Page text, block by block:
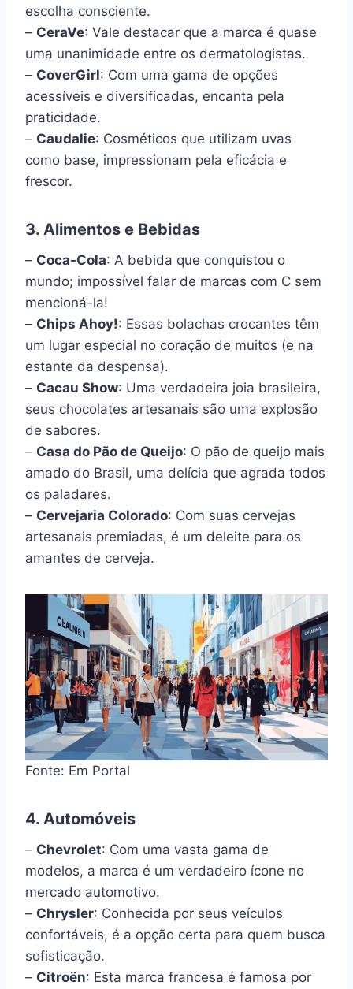
escolha consciente.
– CeraVe: Vale destacar que a marca é quase
uma unanimidade entre os dermatologistas.
– CoverGirl: Com uma gama de opções
acessíveis e diversificadas, encanta pela
praticidade.
– Caudalie: Cosméticos que utilizam uvas
como base, impressionam pela eficácia e
frescor.
3. Alimentos e Bebidas
– Coca-Cola: A bebida que conquistou o
mundo; impossível falar de marcas com C sem
mencioná-la!
– Chips Ahoy!: Essas bolachas crocantes têm
um lugar especial no coração de muitos (e na
estante da despensa).
– Cacau Show: Uma verdadeira joia brasileira,
seus chocolates artesanais são uma explosão
de sabores.
– Casa do Pão de Queijo: O pão de queijo mais
amado do Brasil, uma delícia que agrada todos
os paladares.
– Cervejaria Colorado: Com suas cervejas
artesanais premiadas, é um deleite para os
amantes de cerveja.
Fonte: Em Portal
4. Automóveis
– Chevrolet: Com uma vasta gama de
modelos, a marca é um verdadeiro ícone no
mercado automotivo.
– Chrysler: Conhecida por seus veículos
confortáveis, é a opção certa para quem busca
sofisticação.
– Citroën: Esta marca francesa é famosa por